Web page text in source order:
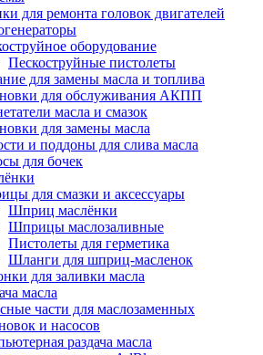
для ремонта головок двигателей
оборудование
Пескоструйные пистолеты
для замены масла и топлива
для обслуживания АКПП
масла и смазок
для замены масла
и поддоны для слива масла
для бочек
для смазки и аксессуары
Шприц маслёнки
Шприцы маслозаливные
Пистолеты для герметика
Шланги для шприц-масленок
для заливки масла
масла
части для маслозаменных
и насосов
раздача масла